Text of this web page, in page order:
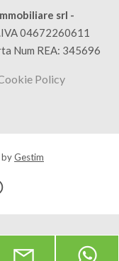
srl -
04672260611
Num REA: 345696
Policy
Gestim